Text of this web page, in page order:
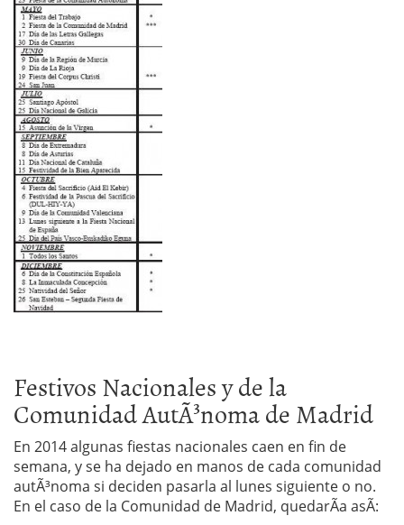
Festivos Nacionales y de la
Comunidad AutÃ³noma de Madrid
En 2014 algunas fiestas nacionales caen en fin de
semana, y se ha dejado en manos de cada comunidad
autÃ³noma si deciden pasarla al lunes siguiente o no.
En el caso de la Comunidad de Madrid, quedarÃ­a asÃ­: